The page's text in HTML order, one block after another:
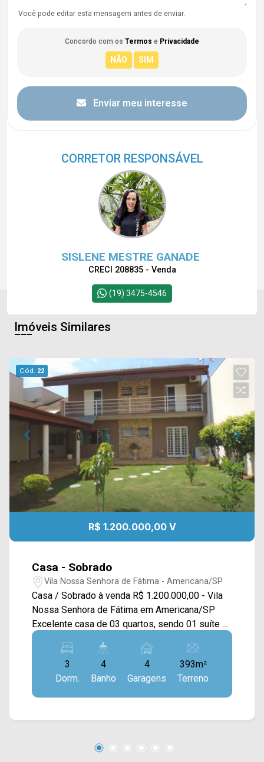
Você pode editar esta mensagem antes de enviar.
Concordo com os Termos e Privacidade
Enviar meu interesse
CORRETOR RESPONSÁVEL
SISLENE MESTRE GANADE
CRECI 208835 - Venda
(19) 3475-4546
Imóveis Similares
Cód. 22
R$ 1.200.000,00 V
Casa - Sobrado
Vila Nossa Senhora de Fátima - Americana/SP
Casa / Sobrado à venda R$ 1.200.000,00 - Vila
Nossa Senhora de Fátima em Americana/SP
Excelente casa de 03 quartos, sendo 01 suíte e
02 com armários e sacada, todos com ar
condicionado, 02 salas com sanca, luz de Led e
ar condicionado, sala de jantar, 02 cozinhas,
sendo 1 planejada com cooktop e coifa.
Acabamento em piso porcelanato; 04 vagas de
Próximo a colégio, faculdade, hospital
mais sobre o imóvel ou para agendar uma visita,
3
Dorm.
4
Banho
4
Garagens
393m²
Terreno